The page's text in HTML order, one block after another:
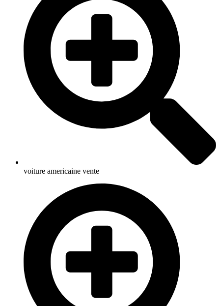
voiture americaine vente